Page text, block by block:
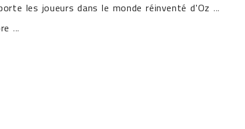
les joueurs dans le monde réinventé d'Oz ...
...